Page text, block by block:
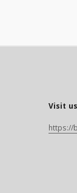
Visit
https://